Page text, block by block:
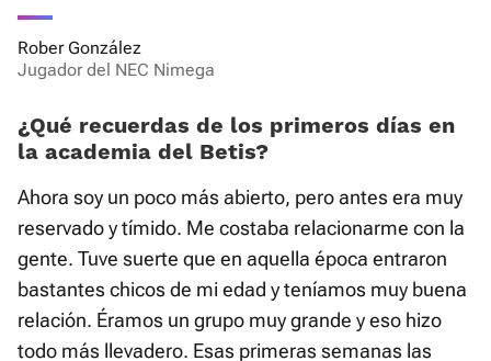
Rober González
Jugador del NEC Nimega
¿Qué recuerdas de los primeros días en
la academia del Betis?
Ahora soy un poco más abierto, pero antes era muy
reservado y tímido. Me costaba relacionarme con la
gente. Tuve suerte que en aquella época entraron
bastantes chicos de mi edad y teníamos muy buena
relación. Éramos un grupo muy grande y eso hizo
todo más llevadero. Esas primeras semanas las